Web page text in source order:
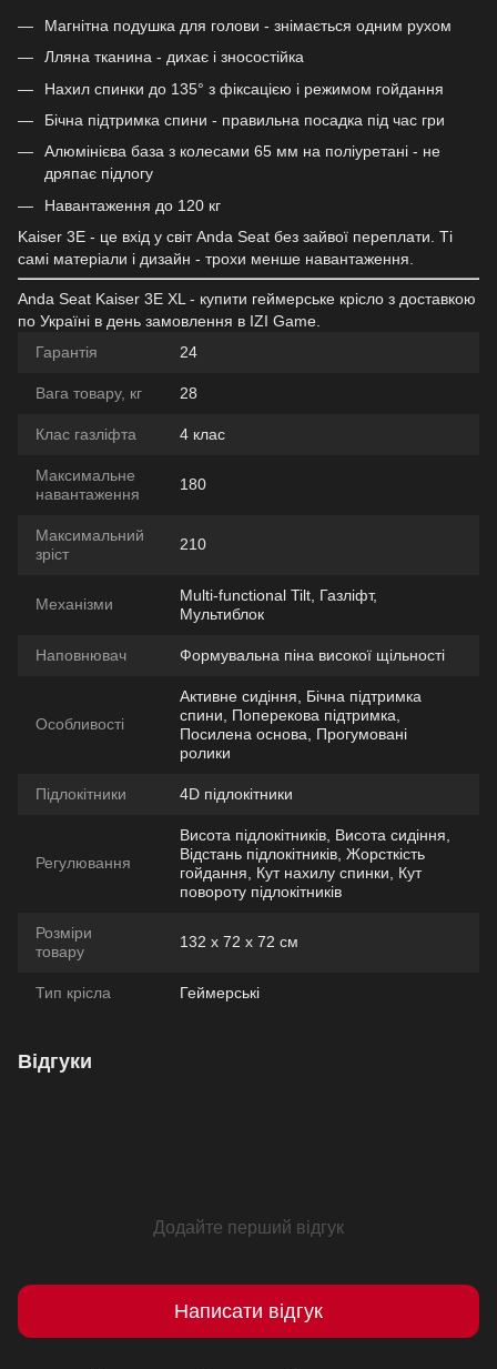
Магнітна подушка для голови - знімається одним рухом
Лляна тканина - дихає і зносостійка
Нахил спинки до 135° з фіксацією і режимом гойдання
Бічна підтримка спини - правильна посадка під час гри
Алюмінієва база з колесами 65 мм на поліуретані - не
дряпає підлогу
Навантаження до 120 кг
Kaiser 3E - це вхід у світ Anda Seat без зайвої переплати. Ті
самі матеріали і дизайн - трохи менше навантаження.
Anda Seat Kaiser 3E XL - купити геймерське крісло з доставкою
по Україні в день замовлення в IZI Game.
Гарантія
24
Вага товару, кг 28
Клас газліфта 4 клас
Максимальне
навантаження
180
Максимальний
зріст
210
Механізми
Multi-functional Tilt, Газліфт,
Мультиблок
Наповнювач Формувальна піна високої щільності
Особливості
Активне сидіння, Бічна підтримка
спини, Поперекова підтримка,
Посилена основа, Прогумовані
ролики
Підлокітники 4D підлокітники
Регулювання
Висота підлокітників, Висота сидіння,
Відстань підлокітників, Жорсткість
гойдання, Кут нахилу спинки, Кут
повороту підлокітників
Розміри
товару
132 х 72 х 72 см
Тип крісла Геймерські
Відгуки
Додайте перший відгук
Написати відгук